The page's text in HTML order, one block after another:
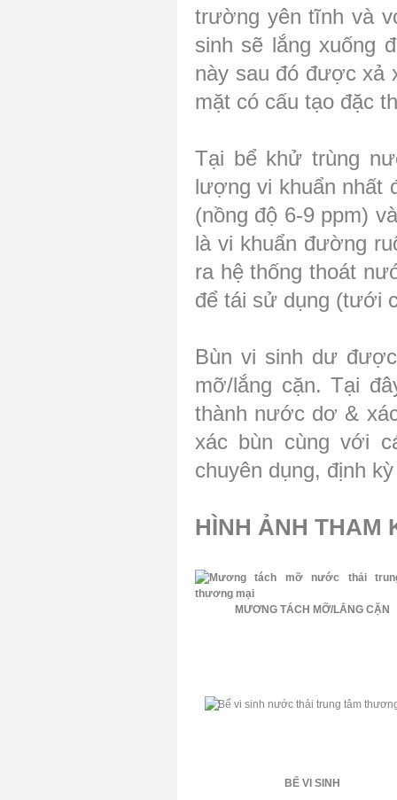
trường yên tĩnh và
sinh sẽ lắng xuống
này sau đó được xả
mặt có cấu tạo đặc
Tại bể khử trùng
lượng vi khuẩn nhất
(nồng độ 6-9 ppm)
là vi khuẩn đường
ra hệ thống thoát
để tái sử dụng (tưới
Bùn vi sinh dư
mỡ/lắng cặn. Tại
thành nước dơ &
xác bùn cùng với
chuyên dụng, định
HÌNH ẢNH THAM
MƯƠNG TÁCH MỠ/LẮNG CẶN
BỂ VI SINH